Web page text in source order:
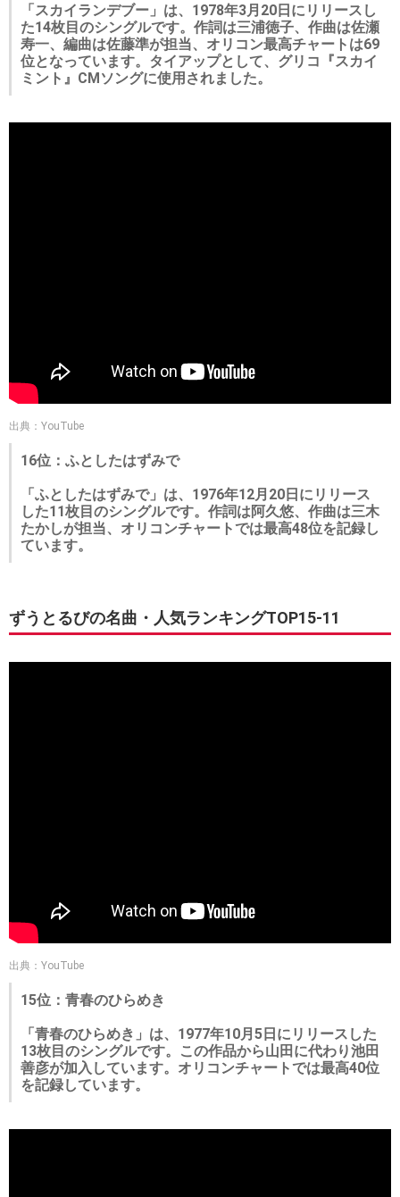
「スカイランデブー」は、1978年3月20日にリリースし
た14枚目のシングルです。作詞は三浦徳子、作曲は佐瀬
寿一、編曲は佐藤準が担当、オリコン最高チャートは69
位となっています。タイアップとして、グリコ『スカイ
ミント』CMソングに使用されました。
出典：YouTube
16位：ふとしたはずみで
「ふとしたはずみで」は、1976年12月20日にリリース
した11枚目のシングルです。作詞は阿久悠、作曲は三木
たかしが担当、オリコンチャートでは最高48位を記録し
ています。
ずうとるびの名曲・人気ランキングTOP15-11
出典：YouTube
15位：青春のひらめき
「青春のひらめき」は、1977年10月5日にリリースした
13枚目のシングルです。この作品から山田に代わり池田
善彦が加入しています。オリコンチャートでは最高40位
を記録しています。